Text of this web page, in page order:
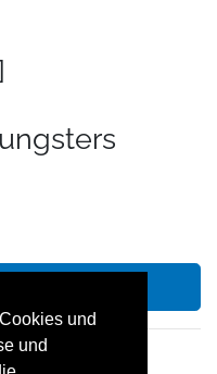
und
und